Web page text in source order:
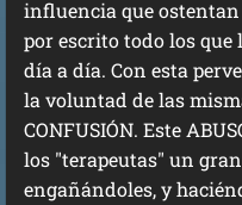
influencia que ostentan
por escrito todo los que
día a día. Con esta
la voluntad de las
CONFUSIÓN. Este
los "terapeutas" un
engañándoles, y